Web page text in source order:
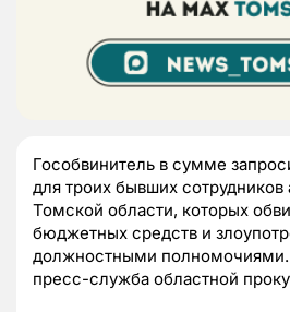
Гособвинитель в сумме
для троих бывших
Томской области, которых
бюджетных средств и
должностными
пресс-служба областной